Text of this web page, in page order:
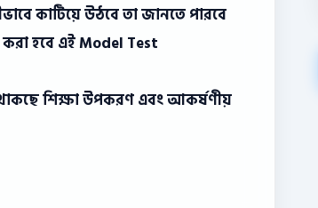
কাটিয়ে উঠবে তা জানতে পারবে
করা হবে এই Model Test
থাকছে শিক্ষা উপকরণ এবং আকর্ষণীয়